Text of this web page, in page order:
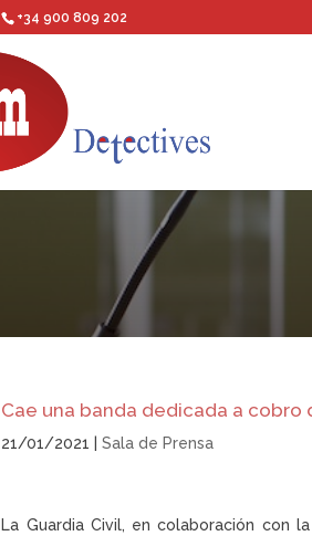
+34 900 809 202
Cae una banda dedicada a
21/01/2021 |Sala de Prensa
La Guardia Civil, en colaboración con